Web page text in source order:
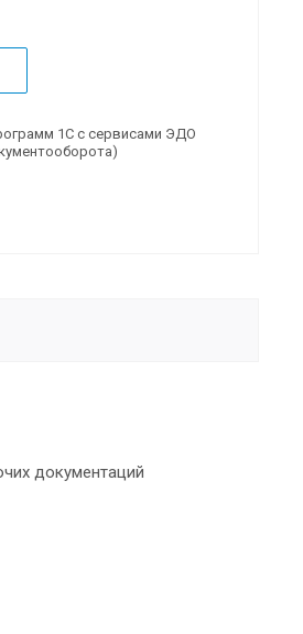
1С с сервисами ЭДО
документаций